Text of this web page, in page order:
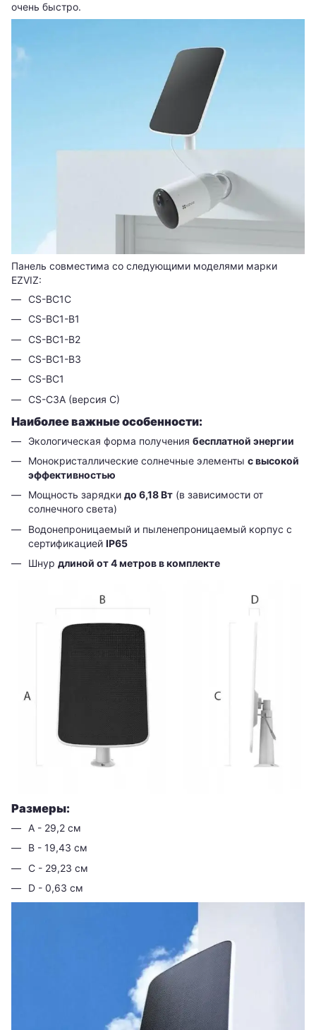
очень быстро.
Панель совместима со следующими моделями марки
EZVIZ:
CS-BC1C
CS-BC1-B1
CS-BC1-B2
CS-BC1-B3
CS-BC1
CS-C3A (версия C)
Наиболее важные особенности:
Экологическая форма получения бесплатной энергии
Монокристаллические солнечные элементы с высокой
эффективностью
Мощность зарядки до 6,18 Вт (в зависимости от
солнечного света)
Водонепроницаемый и пыленепроницаемый корпус с
сертификацией IP65
Шнур длиной от 4 метров в комплекте
Размеры:
А - 29,2 см
В - 19,43 см
С - 29,23 см
D - 0,63 см